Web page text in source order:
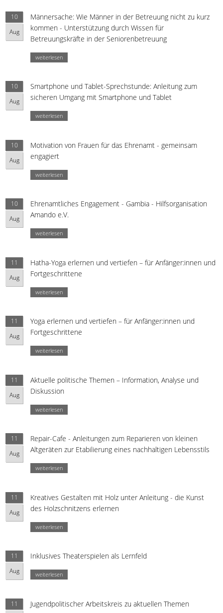
10
Aug
Männersache: Wie Männer in der Betreuung nicht zu kurz
kommen - Unterstützung durch Wissen für
Betreuungskräfte in der Seniorenbetreuung
weiterlesen
10
Aug
Smartphone und Tablet-Sprechstunde: Anleitung zum
sicheren Umgang mit Smartphone und Tablet
weiterlesen
10
Aug
Motivation von Frauen für das Ehrenamt - gemeinsam
engagiert
weiterlesen
10
Aug
Ehrenamtliches Engagement - Gambia - Hilfsorganisation
Amando e.V.
weiterlesen
11
Aug
Hatha-Yoga erlernen und vertiefen – für Anfänger:innen und
Fortgeschrittene
weiterlesen
11
Aug
Yoga erlernen und vertiefen – für Anfänger:innen und
Fortgeschrittene
weiterlesen
11
Aug
Aktuelle politische Themen – Information, Analyse und
Diskussion
weiterlesen
11
Aug
Repair-Cafe - Anleitungen zum Reparieren von kleinen
Altgeräten zur Etabilierung eines nachhaltigen Lebensstils
weiterlesen
11
Aug
Kreatives Gestalten mit Holz unter Anleitung - die Kunst
des Holzschnitzens erlernen
weiterlesen
11
Aug
Inklusives Theaterspielen als Lernfeld
weiterlesen
11
Jugendpolitischer Arbeitskreis zu aktuellen Themen